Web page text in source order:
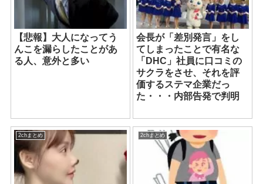
【悲報】大人になってう
んこを漏らしたことがあ
る人、意外と多い
会長が「差別発言」をし
てしまったことで有名な
「DHC」社員に口コミの
サクラをさせ、それを評
価するステマ企業だっ
た・・・内部告発で判明
2chまとめ 2chまとめ